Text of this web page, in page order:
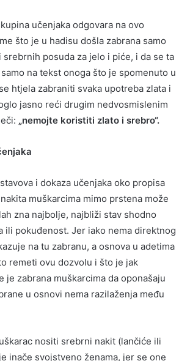
učenjaka odgovara na ovo
što je u hadisu došla zabrana samo
posuda za jelo i piće, i da se ta
na tekst onoga što je spomenuto u
htjela zabraniti svaka upotreba zlata i
jasno reći drugim nedvosmislenim
„nemojte koristiti zlato i srebro“.
i dokaza učenjaka oko propisa
muškarcima mimo prstena može
zna najbolje, najbliži stav shodno
ili pokuđenost. Jer iako nema direktnog
na tu zabranu, a osnova u adetima
remeti ovu dozvolu i što je jak
je zabrana muškarcima da oponašaju
u osnovi nema razilaženja među
nositi srebrni nakit (lančiće ili
inače svojstveno ženama, jer se one